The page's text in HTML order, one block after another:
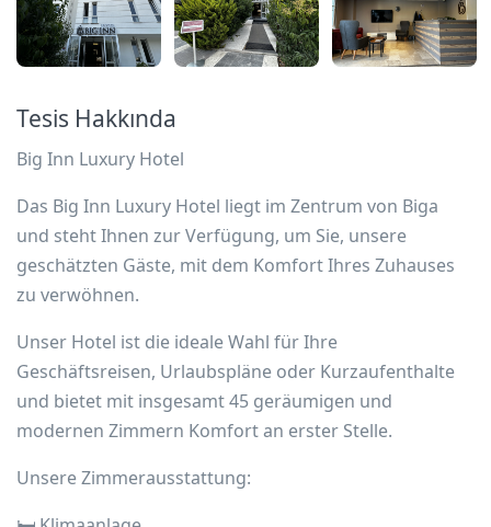
Tesis Hakkında
Big Inn Luxury Hotel
Das Big Inn Luxury Hotel liegt im Zentrum von Biga
und steht Ihnen zur Verfügung, um Sie, unsere
geschätzten Gäste, mit dem Komfort Ihres Zuhauses
zu verwöhnen.
Unser Hotel ist die ideale Wahl für Ihre
Geschäftsreisen, Urlaubspläne oder Kurzaufenthalte
und bietet mit insgesamt 45 geräumigen und
modernen Zimmern Komfort an erster Stelle.
Unsere Zimmerausstattung: